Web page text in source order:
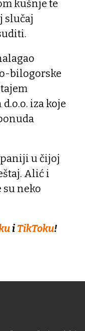
kušnje te
slučaj
bilogorske
iza koje
u čijoj
Alić i
neko
i TikToku!